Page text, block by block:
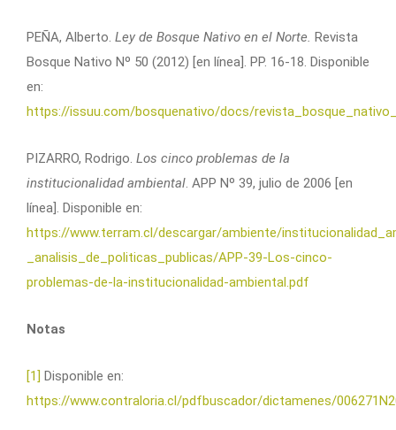
PEÑA, Alberto. Ley de Bosque Nativo en el Norte. Revista
Bosque Nativo Nº 50 (2012) [en línea]. PP. 16-18. Disponible
en:
https://issuu.com/bosquenativo/docs/
PIZARRO, Rodrigo. Los cinco problemas de la
institucionalidad ambiental. APP Nº 39, julio de 2006 [en
línea]. Disponible en:
https://www.terram.cl/descargar/ambiente/
_analisis_de_politicas_publicas/APP-39-Los-cinco-
problemas-de-la-institucionalidad-ambiental.pdf
Notas
[1] Disponible en:
https://www.contraloria.cl/pdfbuscador/dictamenes/